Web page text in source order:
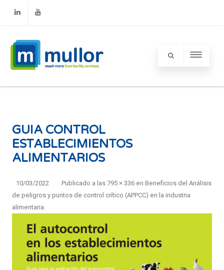
LinkedinYoutube
GUIA CONTROL
ESTABLECIMIENTOS
ALIMENTARIOS
Publicado
10/03/2022 a las 795 × 336 en Beneficios del Análisis
de peligros y puntos de control crítico (APPCC) en la industria
alimentaria